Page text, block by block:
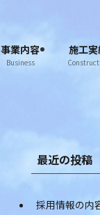
事業内容
Business
施工
最近の投稿
採用情報の内